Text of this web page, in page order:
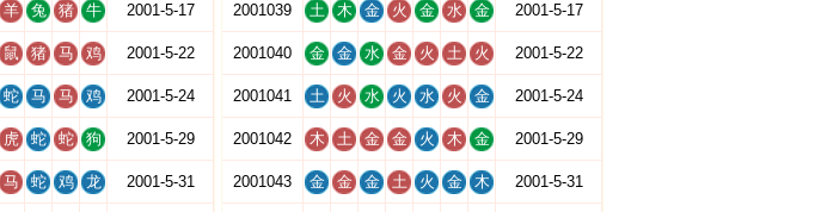
羊 兔 猪 牛 2001-5-17
鼠 猪 马 鸡 2001-5-22
蛇 马 马 鸡 2001-5-24
虎 蛇 蛇 狗 2001-5-29
马 蛇 鸡 龙 2001-5-31
2001039 土 木 金 火 金 水 金 2001-5-17
2001040 金 金 水 金 火 土 火 2001-5-22
2001041 土 火 水 火 水 火 金 2001-5-24
2001042 木 土 金 金 火 木 金 2001-5-29
2001043 金 金 金 土 火 金 木 2001-5-31